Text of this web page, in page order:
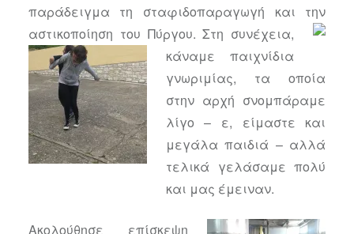
παράδειγμα τη σταφιδοπαραγωγή και την
αστικοποίηση του Πύργου.Στη συνέχεια,
κάναμε παιχνίδια
γνωριμίας, τα οποία
στην αρχή σνομπάραμε
λίγο – ε, είμαστε και
μεγάλα παιδιά – αλλά
τελικά γελάσαμε πολύ
και μας έμειναν.
Ακολούθησε επίσκεψη